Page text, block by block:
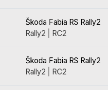
Škoda Fabia RS Rally2
Rally2 | RC2
Škoda Fabia RS Rally2
Rally2 | RC2